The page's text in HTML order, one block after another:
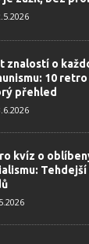
znalostí o
10
přehled
kvíz o